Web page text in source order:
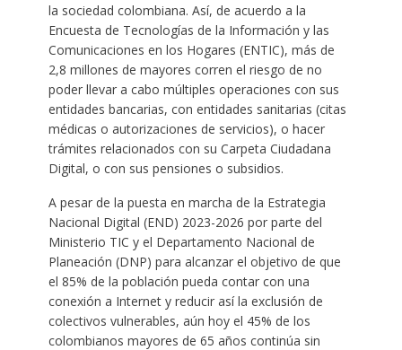
la sociedad colombiana. Así, de acuerdo a la
Encuesta de Tecnologías de la Información y las
Comunicaciones en los Hogares (ENTIC), más de
2,8 millones de mayores corren el riesgo de no
poder llevar a cabo múltiples operaciones con sus
entidades bancarias, con entidades sanitarias (citas
médicas o autorizaciones de servicios), o hacer
trámites relacionados con su Carpeta Ciudadana
Digital, o con sus pensiones o subsidios.
A pesar de la puesta en marcha de la Estrategia
Nacional Digital (END) 2023-2026 por parte del
Ministerio TIC y el Departamento Nacional de
Planeación (DNP) para alcanzar el objetivo de que
el 85% de la población pueda contar con una
conexión a Internet y reducir así la exclusión de
colectivos vulnerables, aún hoy el 45% de los
colombianos mayores de 65 años continúa sin